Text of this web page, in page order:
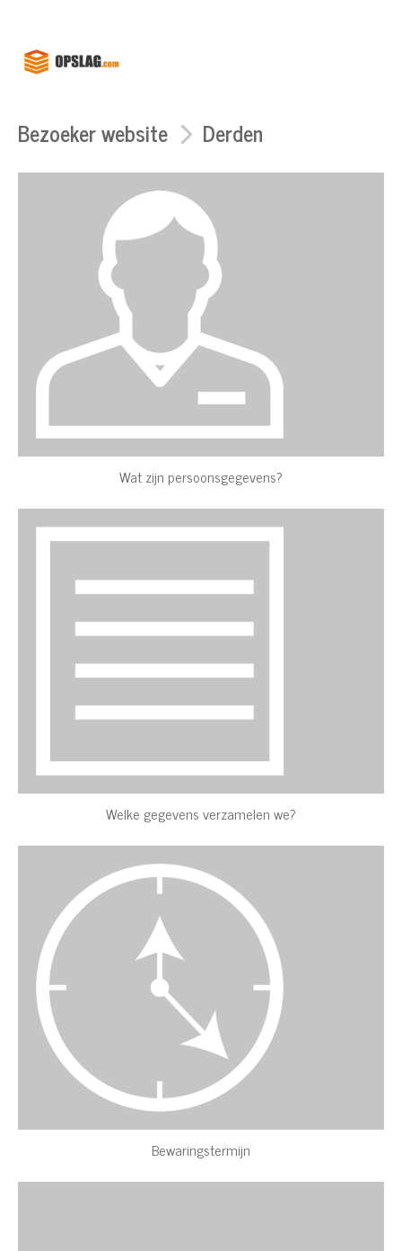
Bezoeker website Derden
Wat zijn persoonsgegevens?
Welke gegevens verzamelen we?
Bewaringstermijn